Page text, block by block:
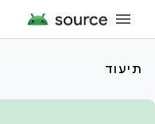
תיעוד